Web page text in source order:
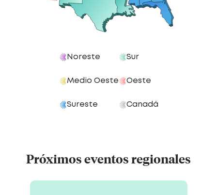
Noreste
Medio Oeste
Sureste
Sur
Oeste
Canadá
Próximos eventos regionales